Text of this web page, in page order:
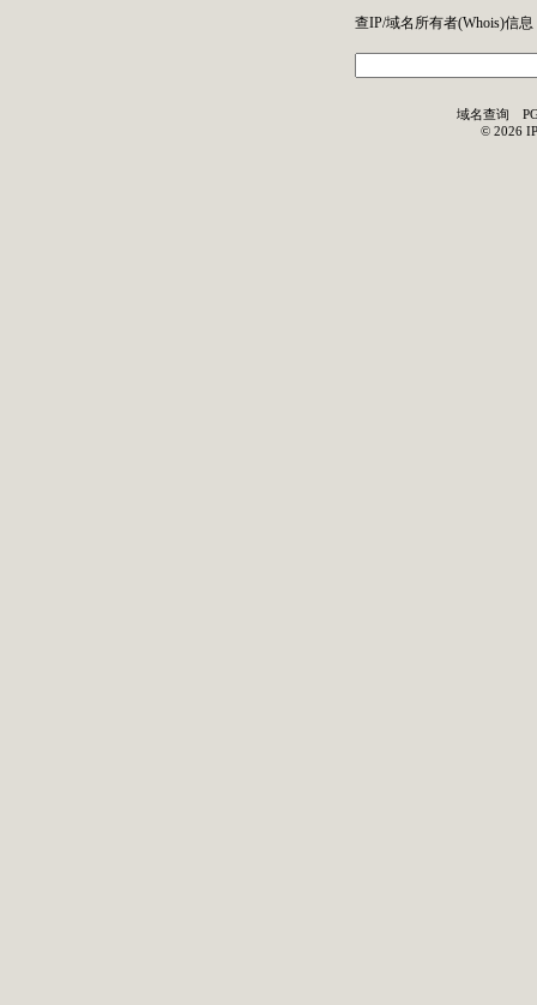
查IP/域名所有者(Whois)信息
域名查询
© 2026